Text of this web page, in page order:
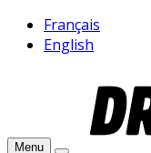
Français
English
Menu